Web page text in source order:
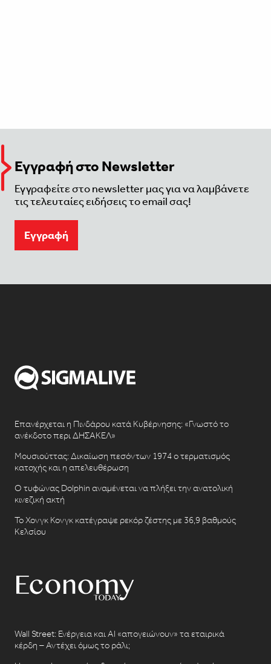
Εγγραφή στο Newsletter
Εγγραφείτε στο newsletter μας για να λαμβάνετε
τις τελευταίες ειδήσεις το email σας!
Eγγραφή
Επανέρχεται η Πινδάρου κατά Κυβέρνησης: «Γνωστό το
ανέκδοτο περι ΔΗΣΑΚΕΛ»
Μουσιούττας: Δικαίωση πεσόντων 1974 ο τερματισμός
κατοχής και η απελευθέρωση
Ο τυφώνας Dolphin αναμένεται να πλήξει την ανατολική
κινεζική ακτή
Το Χονγκ Κονγκ κατέγραψε ρεκόρ ζέστης με 36,9 βαθμούς
Κελσίου
Wall Street: Ενέργεια και AI «απογειώνουν» τα εταιρικά
κέρδη – Αντέχει όμως το ράλι;